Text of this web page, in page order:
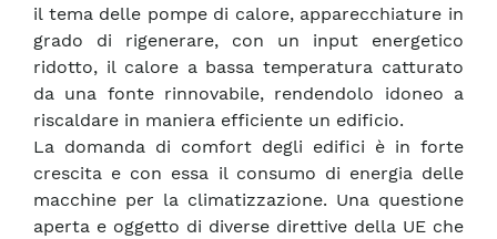
il tema delle pompe di calore, apparecchiature in
grado di rigenerare, con un input energetico
ridotto, il calore a bassa temperatura catturato
da una fonte rinnovabile, rendendolo idoneo a
riscaldare in maniera efficiente un edificio.
La domanda di comfort degli edifici è in forte
crescita e con essa il consumo di energia delle
macchine per la climatizzazione. Una questione
aperta e oggetto di diverse direttive della UE che